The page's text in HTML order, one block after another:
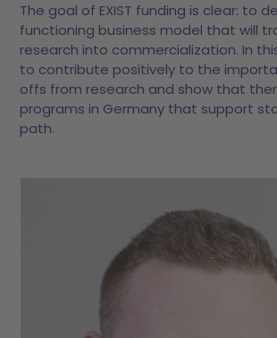
The goal of EXIST funding is clear: to
functioning business model that will
research into commercialization. In
to contribute positively to the
offs from research and show that
programs in Germany that support
path.